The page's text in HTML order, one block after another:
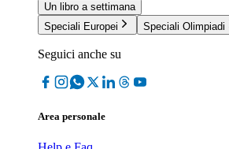
Un libro a settimana
Speciali Europei
Speciali Olimpiadi
Seguici anche su
Area personale